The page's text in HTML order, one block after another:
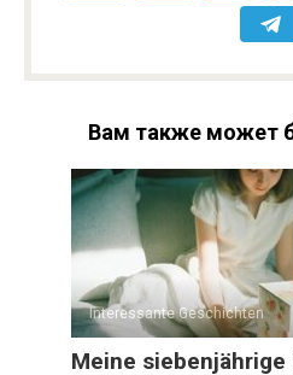
Вам также может
Interessante Geschichten
Meine